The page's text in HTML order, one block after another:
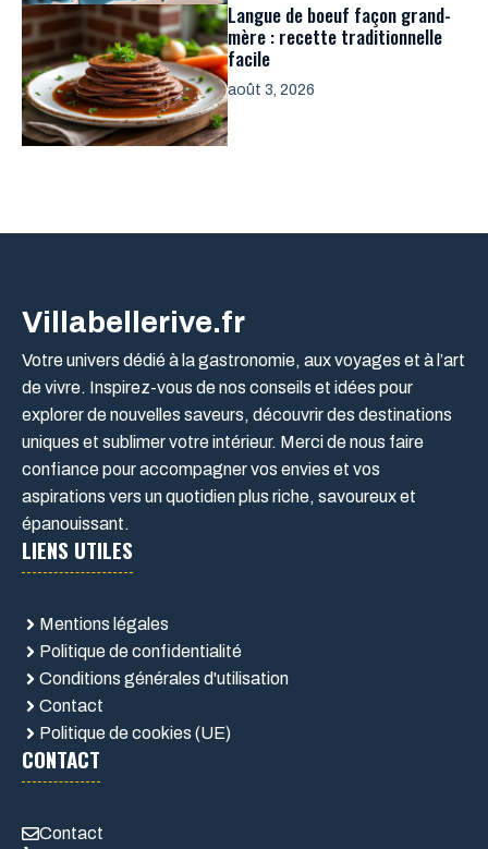
Langue de boeuf façon grand-
mère : recette traditionnelle
facile
août 3, 2026
Villabellerive.fr
Votre univers dédié à la gastronomie, aux voyages et à l’art
de vivre. Inspirez-vous de nos conseils et idées pour
explorer de nouvelles saveurs, découvrir des destinations
uniques et sublimer votre intérieur. Merci de nous faire
confiance pour accompagner vos envies et vos
aspirations vers un quotidien plus riche, savoureux et
épanouissant.
LIENS UTILES
Mentions légales
Politique de confidentialité
Conditions générales d'utilisation
Contact
Politique de cookies (UE)
CONTACT
Contact